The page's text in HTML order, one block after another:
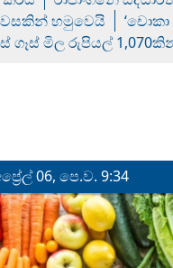
හමුවෙයි
ගෑස් මිල රුපියල්
06, පෙ.ව. 9:34